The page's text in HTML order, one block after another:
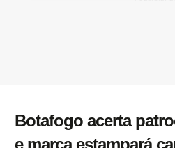
Botafogo acerta
e marca estampará